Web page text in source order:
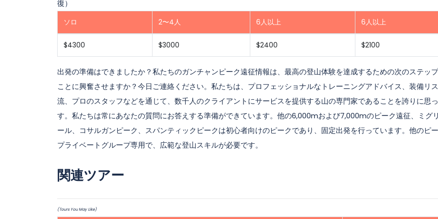
復）
ソロ 2〜4人 6人以上 6人以上
$4300 $3000 $2400 $2100
出発の準備はできましたか？私たちのガンチャンピーク遠征情報は、最高の登山体験を達成するための次のステッ
ことに興奮させますか？今日ご連絡ください。私たちは、プロフェッショナルなトレーニングアドバイス、装備リ
流、プロのスタッフなどを通じて、数千人のクライアントにサービスを提供する山の専門家であることを誇りに思
す。私たちは常にあなたの質問にお答えする準備ができています。他の6,000mおよび7,000mのピーク遠征、ミグ
ール、コサルガンピーク、スパンティックピークは初心者向けのピークであり、固定出発を行っています。他のピ
プライベートグループ専用で、広範な登山スキルが必要です。
関連ツアー
(Tours You May Like)